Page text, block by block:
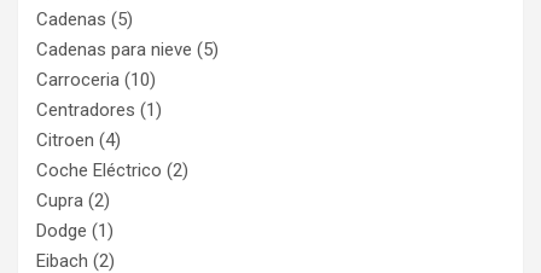
Cadenas (5)
Cadenas para nieve (5)
Carroceria (10)
Centradores (1)
Citroen (4)
Coche Eléctrico (2)
Cupra (2)
Dodge (1)
Eibach (2)